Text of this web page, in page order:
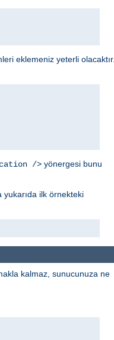
eklemeniz yeterli olacaktır.
/> yönergesi bunu
yukarıda ilk örnekteki
kalmaz, sunucunuza ne